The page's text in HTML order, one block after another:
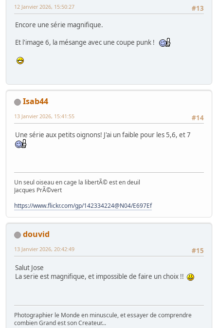
#13
12 Janvier 2026, 15:50:27
Encore une série magnifique.
Et l'image 6, la mésange avec une coupe punk !
Isab44
#14
13 Janvier 2026, 15:41:55
Une série aux petits oignons! J'ai un faible pour les 5,6, et 7
Un seul oiseau en cage la libertÃ© est en deuil
Jacques PrÃ©vert
https://www.flickr.com/gp/142334224@N04/E697Ef
douvid
#15
13 Janvier 2026, 20:42:49
Salut Jose
La serie est magnifique, et impossible de faire un choix !!
Photographier le Monde en minuscule, et essayer de comprendre
combien Grand est son Createur...